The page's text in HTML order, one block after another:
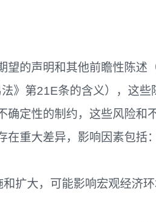
望的声明和其他前瞻性陈述
》第21E条的含义），这些
确定性的制约，这些风险和
重大差异，影响因素包括：
扩大，可能影响宏观经济